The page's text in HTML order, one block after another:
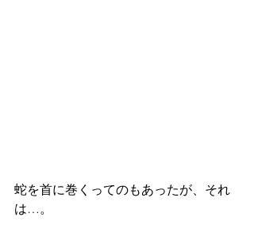
蛇を首に巻くってのもあったが、それ
は…。